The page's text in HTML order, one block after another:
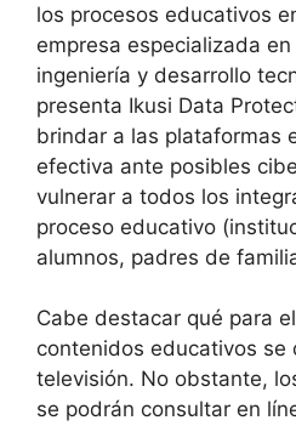
los procesos educativos
empresa especializada
ingeniería y desarrollo
presenta Ikusi Data
brindar a las plataformas
efectiva ante posibles
vulnerar a todos los
proceso educativo
alumnos, padres de
Cabe destacar qué para
contenidos educativos
televisión. No obstante,
se podrán consultar en